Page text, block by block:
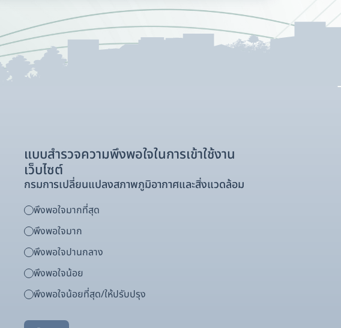
แบบสำรวจความพึงพอใจในการเข้าใช้งาน
เว็บไซต์
กรมการเปลี่ยนแปลงสภาพภูมิอากาศและสิ่งแวดล้อม
พึงพอใจมากที่สุด
พึงพอใจมาก
พึงพอใจปานกลาง
พึงพอใจน้อย
พึงพอใจน้อยที่สุด/ให้ปรับปรุง